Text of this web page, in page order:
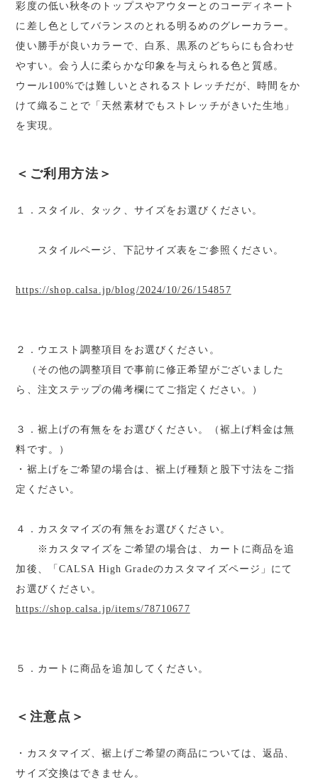
彩度の低い秋冬のトップスやアウターとのコーディネート
に差し色としてバランスのとれる明るめのグレーカラー。
使い勝手が良いカラーで、白系、黒系のどちらにも合わせ
やすい。会う人に柔らかな印象を与えられる色と質感。
ウール100%では難しいとされるストレッチだが、時間をか
けて織ることで「天然素材でもストレッチがきいた生地」
を実現。
＜ご利用方法＞
１．スタイル、タック、サイズをお選びください。
スタイルページ、下記サイズ表をご参照ください。
https://shop.calsa.jp/blog/2024/10/26/154857
２．ウエスト調整項目をお選びください。
（その他の調整項目で事前に修正希望がございました
ら、注文ステップの備考欄にてご指定ください。）
３．裾上げの有無ををお選びください。（裾上げ料金は無
料です。）
・裾上げをご希望の場合は、裾上げ種類と股下寸法をご指
定ください。
４．カスタマイズの有無をお選びください。
※カスタマイズをご希望の場合は、カートに商品を追
加後、「CALSA High Gradeのカスタマイズページ」にて
お選びください。
https://shop.calsa.jp/items/78710677
５．カートに商品を追加してください。
＜注意点＞
・カスタマイズ、裾上げご希望の商品については、返品、
サイズ交換はできません。